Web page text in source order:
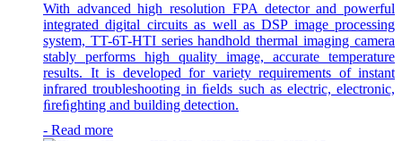
With advanced high resolution FPA detector and powerful
integrated digital circuits as well as DSP image processing
system, TT-6T-HTI series handhold thermal imaging camera
stably performs high quality image, accurate temperature
results. It is developed for variety requirements of instant
infrared troubleshooting in ﬁelds such as electric, electronic,
ﬁreﬁghting and building detection.
- Read more